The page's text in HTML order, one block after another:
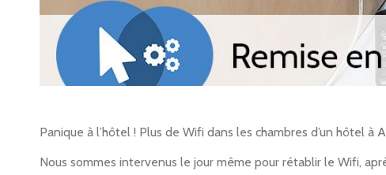
Panique à l’hôtel ! Plus de Wifi dans les chambres d’un hôtel à
Nous sommes intervenus le jour même pour rétablir le Wifi,